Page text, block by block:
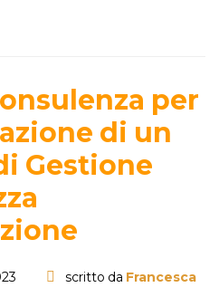
per
di un
Gestione
scritto da Francesca